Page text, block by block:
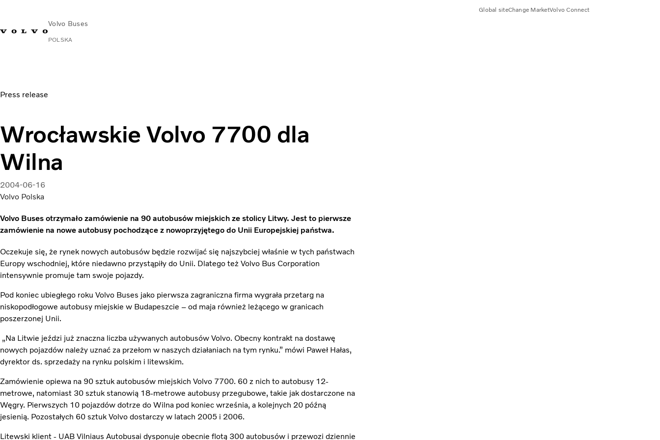
Volvo Buses
POLSKA
Global siteChange MarketVolvo Connect
Press release
Wrocławskie Volvo 7700 dla
Wilna
2004-06-16
Volvo Polska
Volvo Buses otrzymało zamówienie na 90 autobusów miejskich ze stolicy Litwy. Jest to pierwsze
zamówienie na nowe autobusy pochodzące z nowoprzyjętego do Unii Europejskiej państwa.
Oczekuje się, że rynek nowych autobusów będzie rozwijać się najszybciej właśnie w tych państwach
Europy wschodniej, które niedawno przystąpiły do Unii. Dlatego też Volvo Bus Corporation
intensywnie promuje tam swoje pojazdy.
Pod koniec ubiegłego roku Volvo Buses jako pierwsza zagraniczna firma wygrała przetarg na
niskopodłogowe autobusy miejskie w Budapeszcie – od maja również leżącego w granicach
poszerzonej Unii.
„Na Litwie jeździ już znaczna liczba używanych autobusów Volvo. Obecny kontrakt na dostawę
nowych pojazdów należy uznać za przełom w naszych działaniach na tym rynku.” mówi Paweł Hałas,
dyrektor ds. sprzedaży na rynku polskim i litewskim.
Zamówienie opiewa na 90 sztuk autobusów miejskich Volvo 7700. 60 z nich to autobusy 12-
metrowe, natomiast 30 sztuk stanowią 18-metrowe autobusy przegubowe, takie jak dostarczone na
Węgry. Pierwszych 10 pojazdów dotrze do Wilna pod koniec września, a kolejnych 20 późną
jesienią. Pozostałych 60 sztuk Volvo dostarczy w latach 2005 i 2006.
Litewski klient - UAB Vilniaus Autobusai dysponuje obecnie flotą 300 autobusów i przewozi dziennie